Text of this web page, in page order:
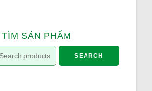
TÌM SẢN PHẨM
SEARCH